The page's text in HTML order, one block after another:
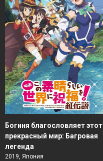
Богиня благословляет этот
прекрасный мир: Багровая
легенда
2019, Япония